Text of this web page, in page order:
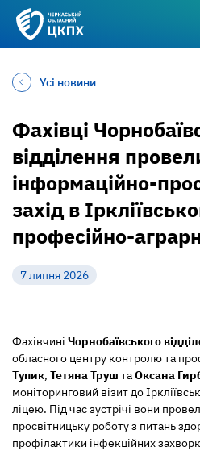
Усі новини
Фахівці
відділення
інформаційно-
захід в
професійно-
7 липня 2026
Фахівчині Чорнобаївського
обласного центру контролю та
Тупик, Тетяна Труш таОксана
моніторинговий візит до
ліцею. Під час зустрічі вони
просвітницьку роботу з питань
профілактики інфекційних